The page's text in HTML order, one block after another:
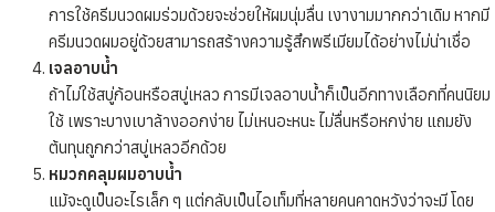
การใช้ครีมนวดผมร่วมด้วยจะช่วยให้ผมนุ่มลื่น เงางามมากกว่าเดิม หากมี
ครีมนวดผมอยู่ด้วยสามารถสร้างความรู้สึกพรีเมียมได้อย่างไม่น่าเชื่อ
เจลอาบน้ำ
ถ้าไม่ใช้สบู่ก้อนหรือสบู่เหลว การมีเจลอาบน้ำก็เป็นอีกทางเลือกที่คนนิยม
ใช้ เพราะบางเบาล้างออกง่าย ไม่เหนอะหนะ ไม่ลื่นหรือหกง่าย แถมยัง
ต้นทุนถูกกว่าสบู่เหลวอีกด้วย
หมวกคลุมผมอาบน้ำ
แม้จะดูเป็นอะไรเล็ก ๆ แต่กลับเป็นไอเท็มที่หลายคนคาดหวังว่าจะมี โดย